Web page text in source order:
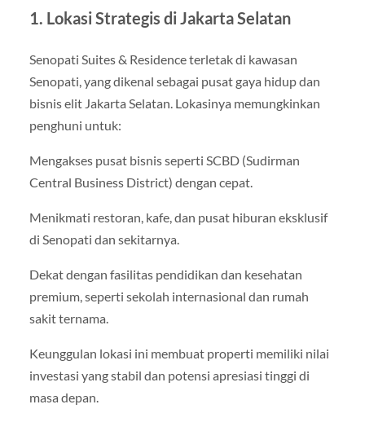
1. Lokasi Strategis di Jakarta Selatan
Senopati Suites & Residence terletak di kawasan
Senopati, yang dikenal sebagai pusat gaya hidup dan
bisnis elit Jakarta Selatan. Lokasinya memungkinkan
penghuni untuk:
Mengakses pusat bisnis seperti SCBD (Sudirman
Central Business District) dengan cepat.
Menikmati restoran, kafe, dan pusat hiburan eksklusif
di Senopati dan sekitarnya.
Dekat dengan fasilitas pendidikan dan kesehatan
premium, seperti sekolah internasional dan rumah
sakit ternama.
Keunggulan lokasi ini membuat properti memiliki nilai
investasi yang stabil dan potensi apresiasi tinggi di
masa depan.